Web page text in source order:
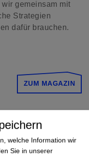
gemeinsam mit
Strategien
dafür brauchen.
ZUM MAGAZIN
welche Information wir
Sie in unserer